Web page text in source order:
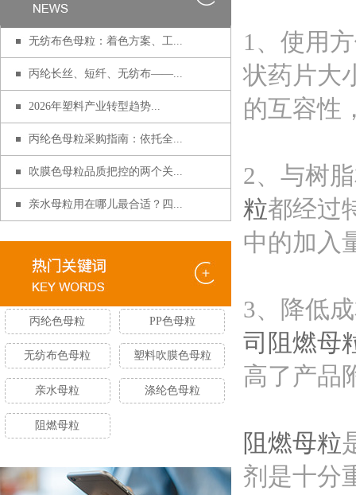
无纺布色母粒：着色方案、工...
丙纶长丝、短纤、无纺布——...
2026年塑料产业转型趋势...
丙纶色母粒采购指南：依托全...
吹膜色母粒品质把控的两个关...
亲水母粒用在哪儿最合适？四...
丙纶色母粒 PP色母粒
无纺布色母粒 塑料吹膜色母粒
亲水母粒 涤纶色母粒
阻燃母粒
1、使用
状药片大
的互容性
2、与树
粒都经过
中的加入
3、降低
司 阻燃母
高了产品
阻燃母粒
剂是十分